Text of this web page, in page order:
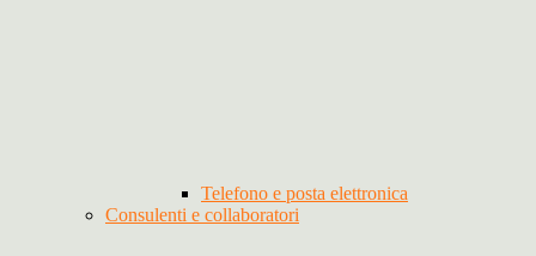
Telefono e posta elettronica
Consulenti e collaboratori